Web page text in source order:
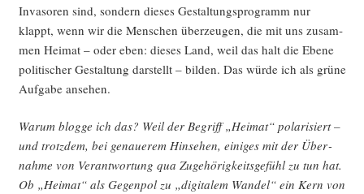
Inva­so­ren sind, son­dern die­ses Gestal­tungs­pro­gramm nur
klappt, wenn wir die Men­schen über­zeu­gen, die mit uns zusam­
men Hei­mat – oder eben: die­ses Land, weil das halt die Ebe­ne
poli­ti­scher Gestal­tung dar­stellt – bil­den. Das wür­de ich als grü­ne
Auf­ga­be ansehen.
War­um blog­ge ich das? Weil der Begriff „Hei­mat“ pola­ri­siert –
und trotz­dem, bei genaue­rem Hin­se­hen, eini­ges mit der Über­
nah­me von Ver­ant­wor­tung qua Zuge­hö­rig­keits­ge­fühl zu tun hat.
Ob „Hei­mat“ als Gegen­pol zu „digi­ta­lem Wan­del“ ein Kern von